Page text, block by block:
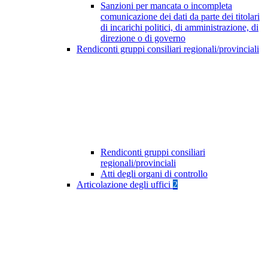
Sanzioni per mancata o incompleta
comunicazione dei dati da parte dei titolari
di incarichi politici, di amministrazione, di
direzione o di governo
Rendiconti gruppi consiliari regionali/provinciali
Rendiconti gruppi consiliari
regionali/provinciali
Atti degli organi di controllo
Articolazione degli uffici 2